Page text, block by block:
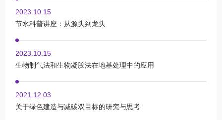
2023.10.15
节水科普讲座：从源头到龙头
2023.10.15
生物制气法和生物凝胶法在地基处理中的应用
2021.12.03
关于绿色建造与减碳双目标的研究与思考